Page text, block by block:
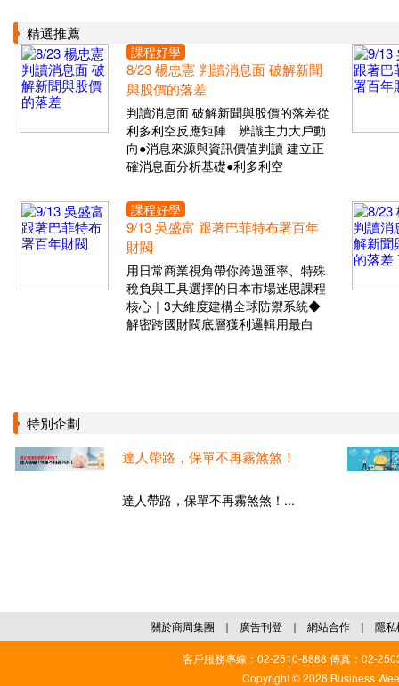
精選推薦
課程好學
8/23 楊忠憲 判讀消息面 破解新聞
與股價的落差
判讀消息面 破解新聞與股價的落差從
利多利空反應矩陣 辨識主力大戶動
向●消息來源與資訊價值判讀 建立正
確消息面分析基礎●利多利空
課程好學
9/13 吳盛富 跟著巴菲特布署百年
財閥
用日常商業視角帶你跨過匯率、特殊
稅負與工具選擇的日本市場迷思課程
核心｜3大維度建構全球防禦系統◆
解密跨國財閥底層獲利邏輯用最白
特別企劃
達人帶路，保單不再霧煞煞！
達人帶路，保單不再霧煞煞！...
關於商周集團 ｜ 廣告刊登 ｜ 網站合作 ｜ 隱私
客戶服務專線：02-2510-8888 傳真：02-
Copyright © 2026 Business